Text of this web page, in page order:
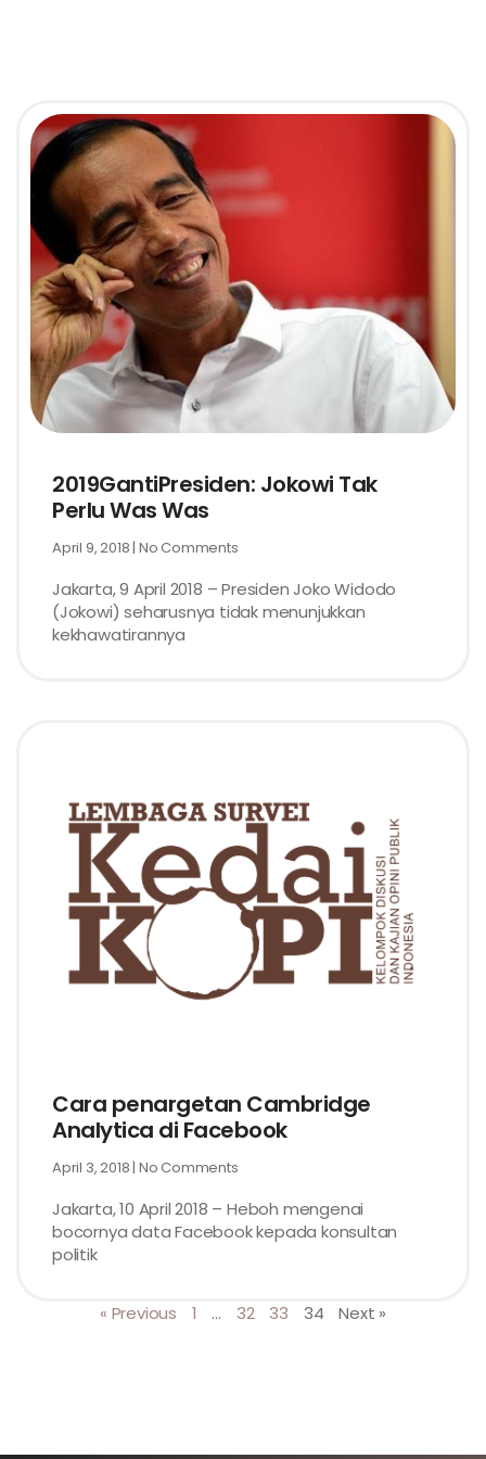
2019GantiPresiden: Jokowi Tak
Perlu Was Was
April 9, 2018 No Comments
Jakarta, 9 April 2018 – Presiden Joko Widodo
(Jokowi) seharusnya tidak menunjukkan
kekhawatirannya
Cara penargetan Cambridge
Analytica di Facebook
April 3, 2018 No Comments
Jakarta, 10 April 2018 – Heboh mengenai
bocornya data Facebook kepada konsultan
politik
« Previous 1 … 32 33 34 Next »